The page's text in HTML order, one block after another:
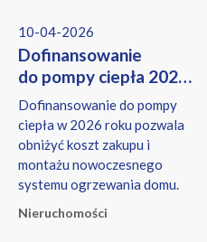
10-04-2026
Dofinansowanie
do pompy ciepła 2026
– kto może dostać
dotację i ile wyniesie?
Dofinansowanie do pompy
ciepła w 2026 roku pozwala
obniżyć koszt zakupu i
montażu nowoczesnego
systemu ogrzewania domu.
Nieruchomości